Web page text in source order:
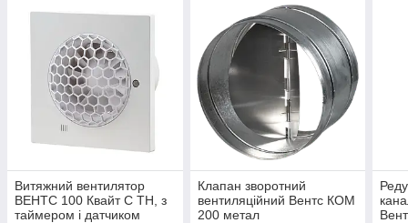
Витяжний вентилятор
ВЕНТС 100 Квайт C TH, з
таймером і датчиком
Клапан зворотний
вентиляційний Вентс КОМ
200 метал